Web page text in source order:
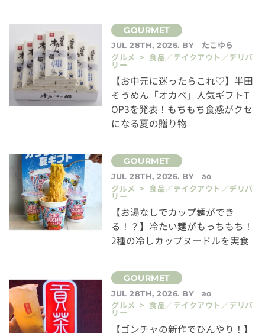
JUL 28TH, 2026. BY
たこゆら
グルメ > 食品／テイクアウト／デリバ
リー
【お中元に迷ったらこれ♡】半田
そうめん「オカベ」人気ギフトT
OP3を発表！もちもち食感がクセ
になる夏の贈り物
JUL 28TH, 2026. BY
ao
グルメ > 食品／テイクアウト／デリバ
リー
【お湯なしでカップ麺ができ
る！？】冷たい麺がもっちもち！
2種の冷しカップヌードルを実食
JUL 28TH, 2026. BY
ao
グルメ > 食品／テイクアウト／デリバ
リー
【ゴンチャの新作でひんやり！】